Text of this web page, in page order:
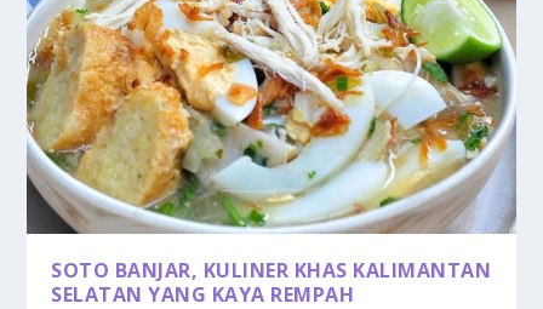
SOTO BANJAR, KULINER KHAS KALIMANTAN
SELATAN YANG KAYA REMPAH